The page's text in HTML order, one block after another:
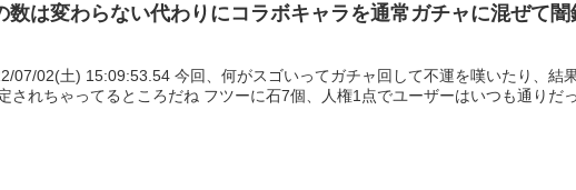
数は変わらない代わりにコラボキャラを通常ガチャに混ぜて
キングダムガチャ自体が否定されちゃってるところだね フツーに石7個、人権1点でユーザーはいつ